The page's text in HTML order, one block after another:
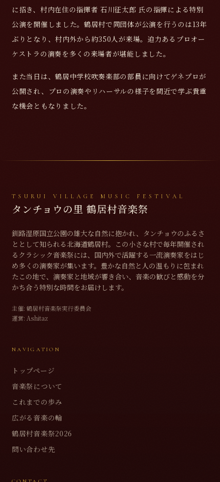
に招き、村内在住の指揮者 石川征太郎 氏の指揮による特別
公演を開催しました。鶴居村で同団体が公演を行うのは13年
ぶりとなり、村内外から約350人が来場。迫力あるプロオー
ケストラの演奏を多くの来場者が堪能しました。
また当日は、鶴居中学校吹奏楽部の部員に向けてゲネプロが
公開され、プロの演奏やリハーサルの様子を間近で学ぶ貴重
な機会ともなりました。
TSURUI VILLAGE MUSIC FESTIVAL
タンチョウの里 鶴居村音楽祭
釧路湿原国立公園の雄大な自然に抱かれ、タンチョウのふるさ
ととして知られる北海道鶴居村。この小さな村で毎年開催され
るクラシック音楽祭には、国内外で活躍する一流演奏家をはじ
め多くの演奏家が集います。豊かな自然と人の温もりに包まれ
たこの地で、演奏家と地域が響き合い、音楽の歓びと感動を分
かち合う特別な時間をお届けします。
主催: 鶴居村音楽祭実行委員会
運営: Ashitaz
NAVIGATION
トップページ
音楽祭について
これまでの歩み
広がる音楽の輪
鶴居村音楽祭2026
問い合わせ先